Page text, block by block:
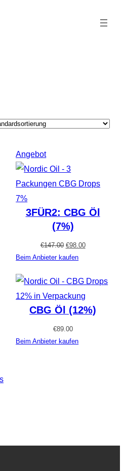
AngebotProdukt
im
Angebot
3FÜR2: CBG Öl
(7%)
€147.00 Ursprünglicher
Preis
€147.00
€98.00Aktueller
€98.00.
Beim Anbieter kaufen
CBG Öl (12%)
€89.00
Beim Anbieter kaufen